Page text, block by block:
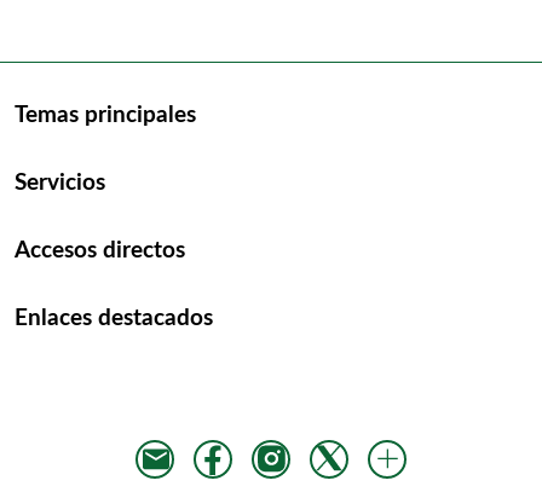
Temas principales
Servicios
Accesos directos
Enlaces destacados